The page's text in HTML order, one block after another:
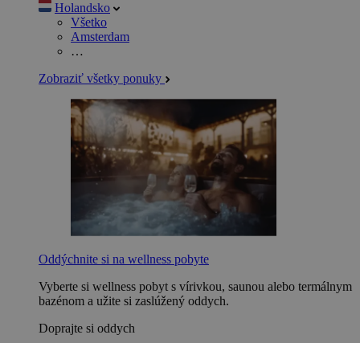
Holandsko
Všetko
Amsterdam
…
Zobraziť všetky ponuky
Oddýchnite si na wellness pobyte
Vyberte si wellness pobyt s vírivkou, saunou alebo termálnym
bazénom a užite si zaslúžený oddych.
Doprajte si oddych